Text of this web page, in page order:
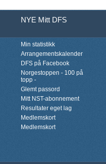
NYE Mitt DFS
Min statistikk
Arrangementskalender
DFS på Facebook
Norgestoppen - 100 på
topp -
Glemt passord
Mitt NST-abonnement
Resultater eget lag
Medlemskort
Medlemskort